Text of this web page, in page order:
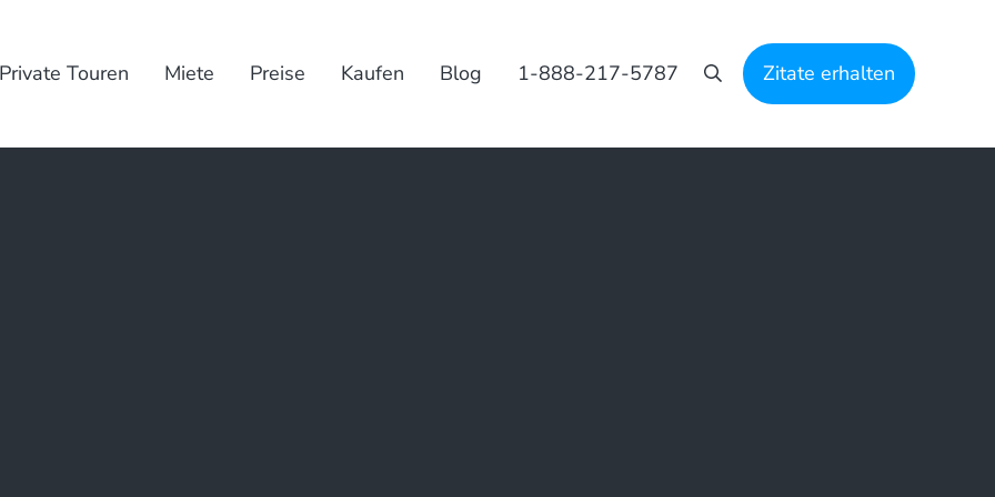
Private Touren Miete Preise Kaufen Blog 1-888-217-5787 SucheZitate erhalten